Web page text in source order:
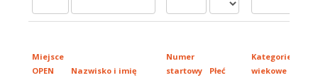
Miejsce
OPEN
Nazwisko i imię
Numer
startowy
Płeć
Kategorie
wiekowe